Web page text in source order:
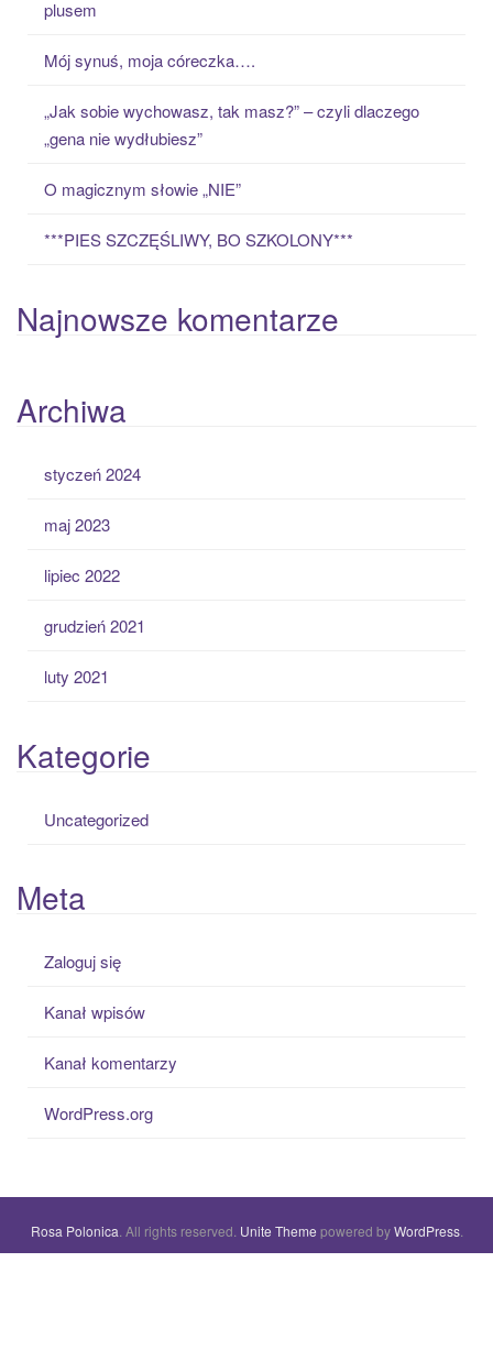
plusem
Mój synuś, moja córeczka….
„Jak sobie wychowasz, tak masz?” – czyli dlaczego
„gena nie wydłubiesz”
O magicznym słowie „NIE”
***PIES SZCZĘŚLIWY, BO SZKOLONY***
Najnowsze komentarze
Archiwa
styczeń 2024
maj 2023
lipiec 2022
grudzień 2021
luty 2021
Kategorie
Uncategorized
Meta
Zaloguj się
Kanał wpisów
Kanał komentarzy
WordPress.org
Rosa Polonica . All rights reserved. Unite Theme powered byWordPress.